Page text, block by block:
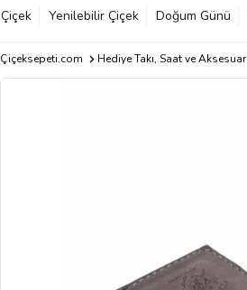
Çiçek Yenilebilir Çiçek Doğum Günü
Çiçeksepeti.com Hediye Takı, Saat ve Aksesuar